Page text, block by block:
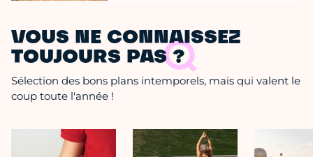
VOUS NE CONNAISSEZ
TOUJOURS PAS ?
Sélection des bons plans intemporels, mais qui valent le
coup toute l'année !